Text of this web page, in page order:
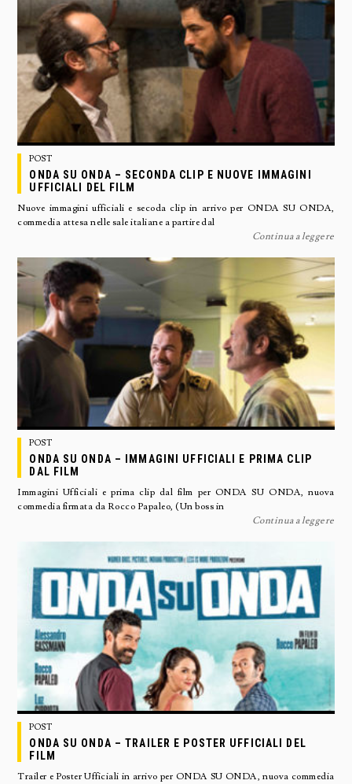
POST
ONDA SU ONDA – SECONDA CLIP E NUOVE IMMAGINI
UFFICIALI DEL FILM
Nuove immagini ufficiali e secoda clip in arrivo per ONDA SU ONDA,
commedia attesa nelle sale italiane a partire dal
Continua a leggere
POST
ONDA SU ONDA – IMMAGINI UFFICIALI E PRIMA CLIP
DAL FILM
Immagini Ufficiali e prima clip dal film per ONDA SU ONDA, nuova
commedia firmata da Rocco Papaleo, (Un boss in
Continua a leggere
POST
ONDA SU ONDA – TRAILER E POSTER UFFICIALI DEL
FILM
Trailer e Poster Ufficiali in arrivo per ONDA SU ONDA, nuova commedia